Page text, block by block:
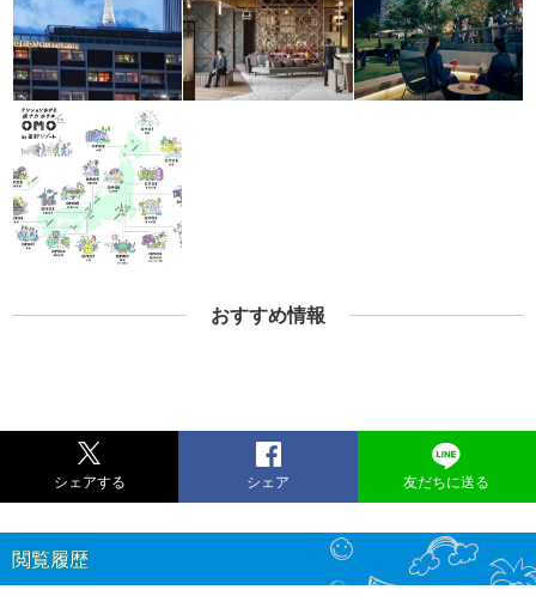
おすすめ情報
シェアする シェア 友だちに送る
閲覧履歴